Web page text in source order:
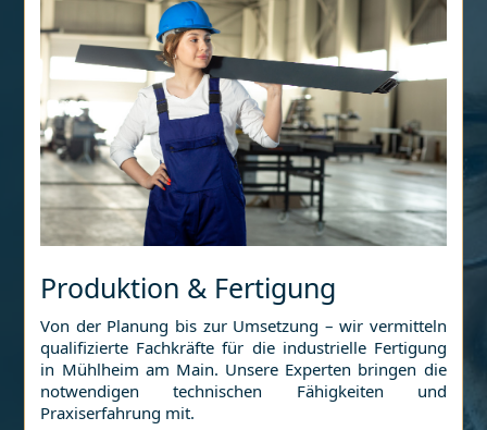
Produktion & Fertigung
Von der Planung bis zur Umsetzung – wir vermitteln
qualifizierte Fachkräfte für die industrielle Fertigung
in Mühlheim am Main. Unsere Experten bringen die
notwendigen technischen Fähigkeiten und
Praxiserfahrung mit.